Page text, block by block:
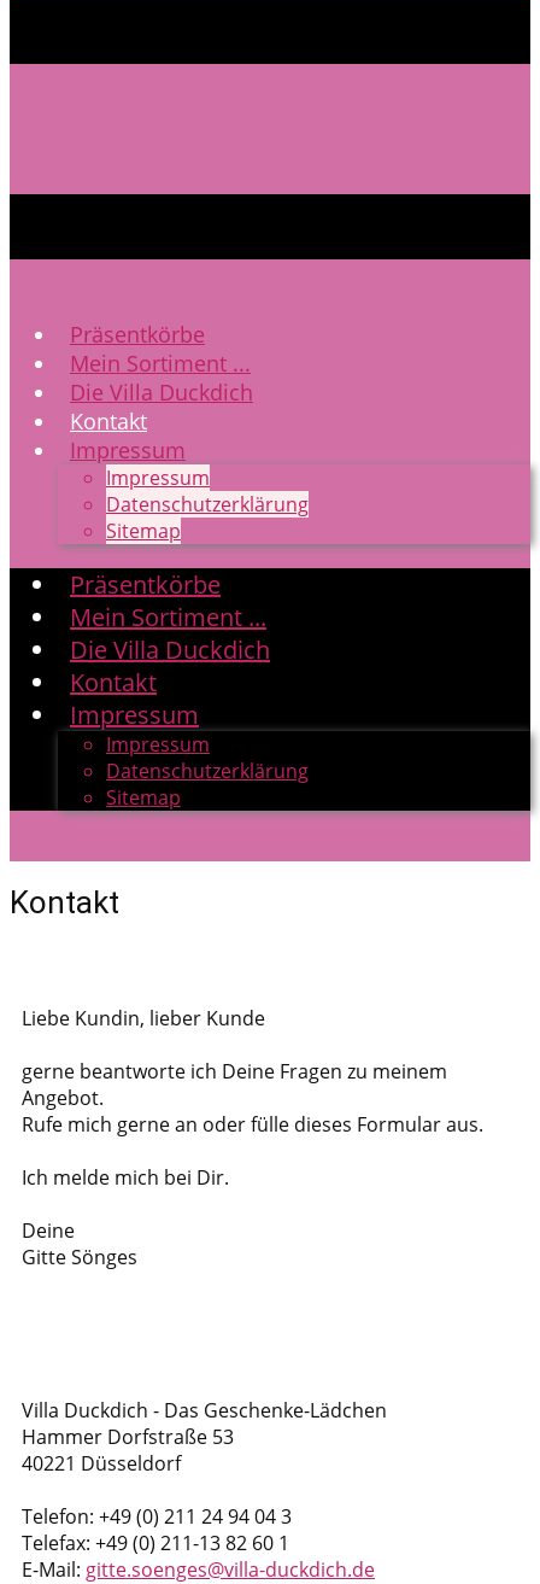
Präsentkörbe
Mein Sortiment ...
Die Villa Duckdich
Kontakt
Impressum
Impressum
Datenschutzerklärung
Sitemap
Präsentkörbe
Mein Sortiment ...
Die Villa Duckdich
Kontakt
Impressum
Impressum
Datenschutzerklärung
Sitemap
Kontakt
Liebe Kundin, lieber Kunde
gerne beantworte ich Deine Fragen zu meinem
Angebot.
Rufe mich gerne an oder fülle dieses Formular aus.
Ich melde mich bei Dir.
Deine
Gitte Sönges
Villa Duckdich - Das Geschenke-Lädchen
Hammer Dorfstraße 53
40221 Düsseldorf
Telefon: +49 (0) 211 24 94 04 3
Telefax: +49 (0) 211-13 82 60 1
E-Mail: gitte.soenges@villa-duckdich.de